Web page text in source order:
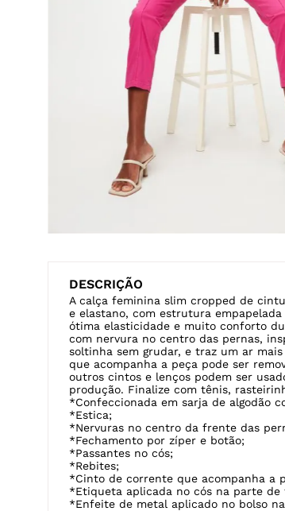
DESCRIÇÃO
A calça feminina slim cropped de
e elastano, com estrutura
ótima elasticidade e muito conforto
com nervura no centro das pernas,
soltinha sem grudar, e traz um ar
que acompanha a peça pode ser
outros cintos e lenços podem ser
produção. Finalize com tênis,
*Confeccionada em sarja de algodão
*Estica;
*Nervuras no centro da frente das
*Fechamento por zíper e botão;
*Passantes no cós;
*Rebites;
*Cinto de corrente que acompanha a
*Etiqueta aplicada no cós na parte de
*Enfeite de metal aplicado no bolso